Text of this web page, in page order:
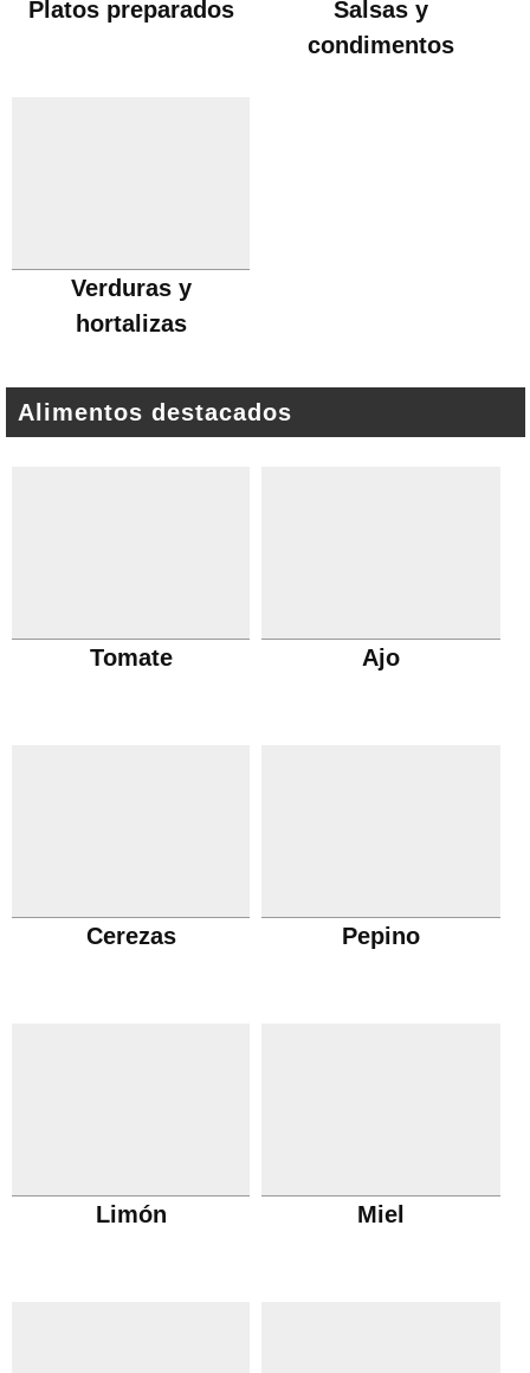
Platos preparados
Salsas y
condimentos
Verduras y
hortalizas
Alimentos destacados
Tomate Ajo
Cerezas Pepino
Limón Miel